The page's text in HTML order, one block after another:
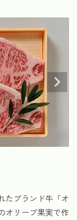
たブランド牛「オ
オリーブ果実で作